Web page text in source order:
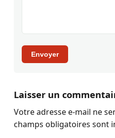
Envoyer
Laisser un
Votre adresse e-mail ne
champs obligatoires sont